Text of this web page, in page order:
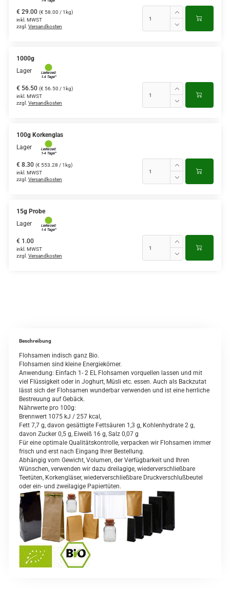
€ 29.00 (€ 58.00 / 1kg)
inkl. MWST
zzgl. Versandkosten
1000g
Lager
€ 56.50 (€ 56.50 / 1kg)
inkl. MWST
zzgl. Versandkosten
100g Korkenglas
Lager
€ 8.30 (€ 553.28 / 1kg)
inkl. MWST
zzgl. Versandkosten
15g Probe
Lager
€ 1.00
inkl. MWST
zzgl. Versandkosten
Beschreibung
Flohsamen indisch ganz Bio.
Flohsamen sind kleine Energiekörner.
Anwendung: Einfach 1- 2 EL Flohsamen vorquellen lassen und mit
viel Flüssigkeit oder in Joghurt, Müsli etc. essen. Auch als Backzutat
lässt sich der Flohsamen wunderbar verwenden und ist eine herrliche
Bestreuung auf Gebäck.
Nährwerte pro 100g:
Brennwert 1075 kJ / 257 kcal,
Fett 7,7 g, davon gesättigte Fettsäuren 1,3 g, Kohlenhydrate 2 g,
davon Zucker 0,5 g, Eiweiß 16 g, Salz 0,07 g
Für eine optimale Qualitätskontrolle, verpacken wir Flohsamen immer
frisch und erst nach Eingang Ihrer Bestellung.
Abhängig vom Gewicht, Volumen, der Verfügbarkeit und Ihren
Wünschen, verwenden wir dazu dreilagige, wiederverschließbare
Teetüten, Korkengläser, wiederverschließbare Druckverschlußbeutel
oder ein- und zweilagige Papiertüten.